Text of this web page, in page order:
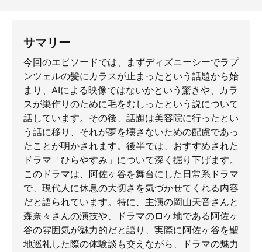
サマリー
今回のエピソードでは、まずディズニーシーでラプ
ンツェルの髪にカラスが止まったという話題から始
まり、AIによる映像ではないかという驚きや、カラ
スが巣作りのために毛をむしったという説について
話しています。その後、話題は美容院に行ったとい
う話に移り、それが夢を壊さないための配慮であっ
たことが明かされます。後半では、おすすめされた
ドラマ「ひらやすみ」について深く掘り下げます。
このドラマは、阿佐ヶ谷を舞台にした日常系ドラマ
で、現代人に休息の大切さを気づかせてくれる内容
だと語られています。特に、主演の岡山天音さんと
森奈々さんの演技や、ドラマのロケ地である阿佐ヶ
谷の雰囲気が魅力的だと語り、実際に阿佐ヶ谷を聖
地巡礼した際の体験談も交えながら、ドラマの魅力